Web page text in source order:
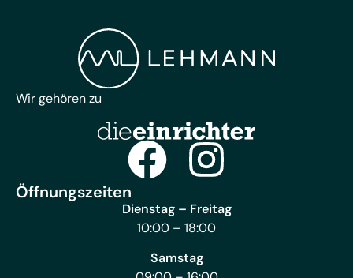
Wir gehören zu
Öffnungszeiten
Dienstag – Freitag
10:00 – 18:00
Samstag